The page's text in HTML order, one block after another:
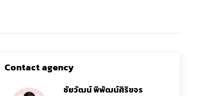
Contact agency
ชัยวัฒน์ พิพัฒน์ศิริขจร